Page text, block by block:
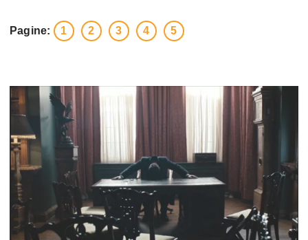
Pagine: 1 2 3 4 5